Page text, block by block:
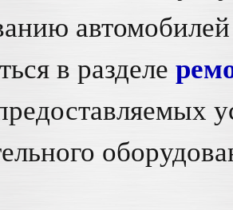
в разделе